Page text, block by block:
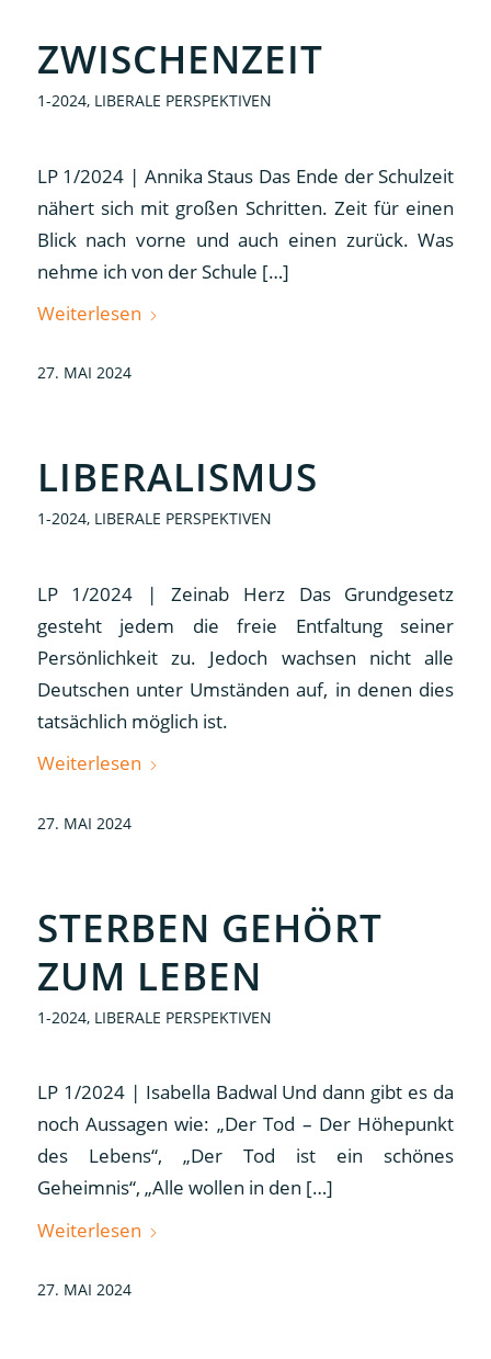
ZWISCHENZEIT
1-2024, LIBERALE PERSPEKTIVEN
LP 1/2024 | Annika Staus Das Ende der Schulzeit
nähert sich mit großen Schritten. Zeit für einen
Blick nach vorne und auch einen zurück. Was
nehme ich von der Schule […]
Weiterlesen
27. MAI 2024
LIBERALISMUS
1-2024, LIBERALE PERSPEKTIVEN
LP 1/2024 | Zeinab Herz Das Grundgesetz
gesteht jedem die freie Entfaltung seiner
Persönlichkeit zu. Jedoch wachsen nicht alle
Deutschen unter Umständen auf, in denen dies
tatsächlich möglich ist.
Weiterlesen
27. MAI 2024
STERBEN GEHÖRT
ZUM LEBEN
1-2024, LIBERALE PERSPEKTIVEN
LP 1/2024 | Isabella Badwal Und dann gibt es da
noch Aussagen wie: „Der Tod – Der Höhepunkt
des Lebens“, „Der Tod ist ein schönes
Geheimnis“, „Alle wollen in den […]
Weiterlesen
27. MAI 2024